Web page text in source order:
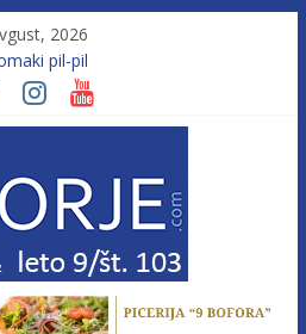
2026
pil-pil
103; Licenca brez morja
do gorja 11